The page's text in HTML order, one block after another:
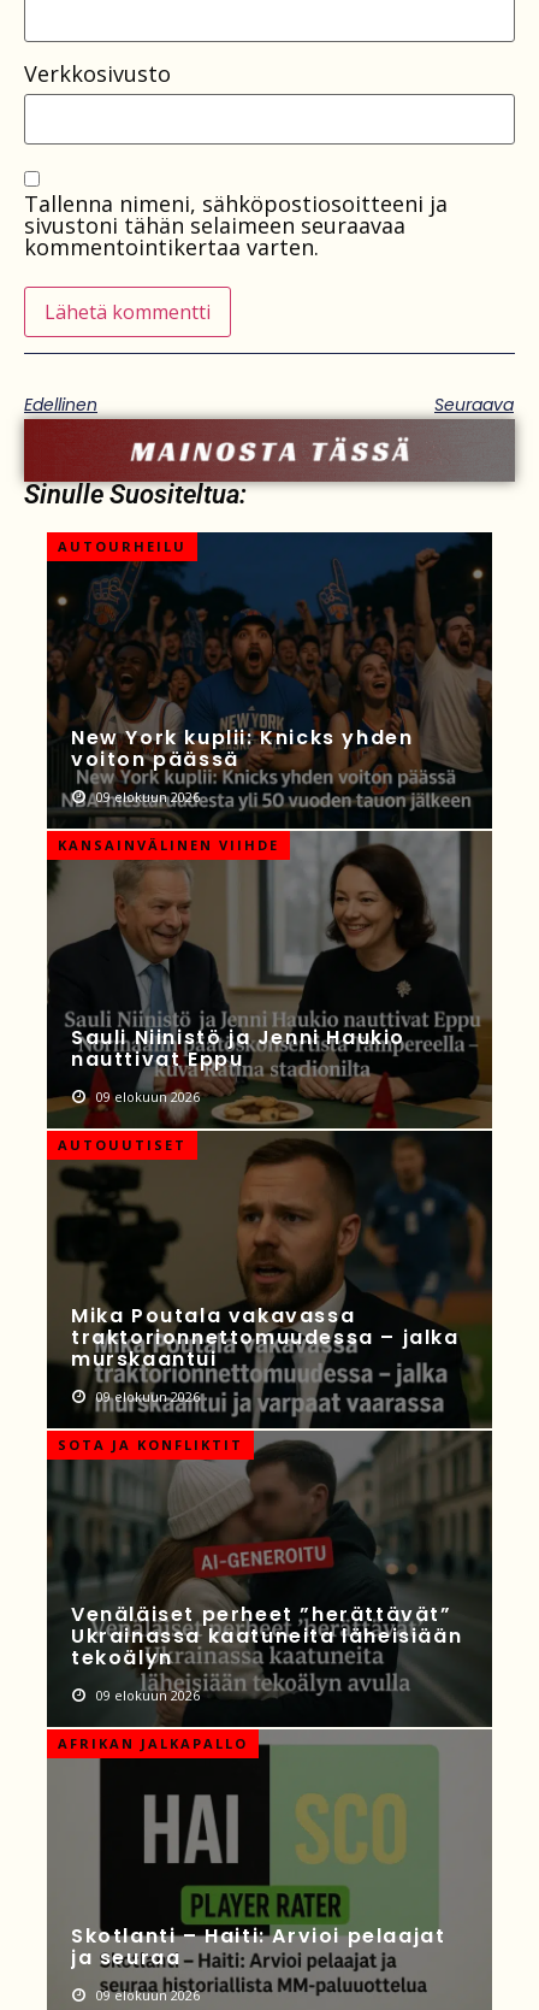
Verkkosivusto
Tallenna nimeni, sähköpostiosoitteeni ja
sivustoni tähän selaimeen seuraavaa
kommentointikertaa varten.
Edellinen Seuraava
Sinulle Suositeltua:
AUTOURHEILU
New York kuplii: Knicks yhden
voiton päässä
09 elokuun 2026
KANSAINVÄLINEN VIIHDE
Sauli Niinistö ja Jenni Haukio
nauttivat Eppu
09 elokuun 2026
AUTOUUTISET
Mika Poutala vakavassa
traktorionnettomuudessa – jalka
murskaantui
09 elokuun 2026
SOTA JA KONFLIKTIT
Venäläiset perheet ”herättävät”
Ukrainassa kaatuneita läheisiään
tekoälyn
09 elokuun 2026
AFRIKAN JALKAPALLO
Skotlanti – Haiti: Arvioi pelaajat
ja seuraa
09 elokuun 2026